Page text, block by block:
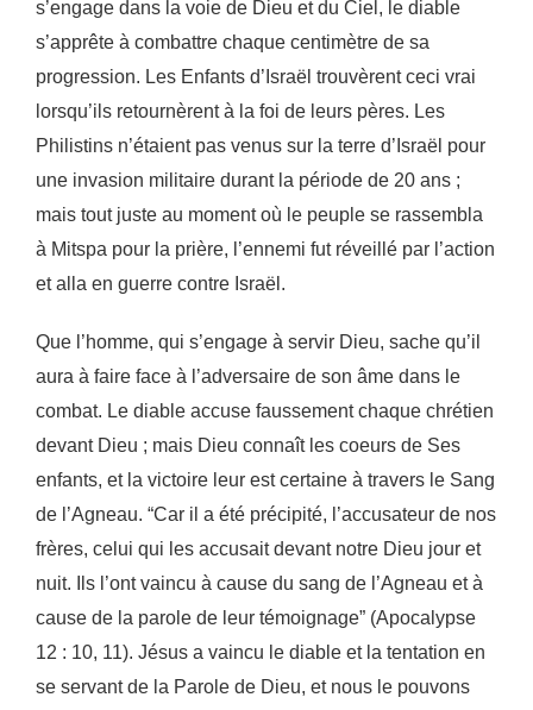
s’engage dans la voie de Dieu et du Ciel, le diable
s’apprête à combattre chaque centimètre de sa
progression. Les Enfants d’Israël trouvèrent ceci vrai
lorsqu’ils retournèrent à la foi de leurs pères. Les
Philistins n’étaient pas venus sur la terre d’Israël pour
une invasion militaire durant la période de 20 ans ;
mais tout juste au moment où le peuple se rassembla
à Mitspa pour la prière, l’ennemi fut réveillé par l’action
et alla en guerre contre Israël.
Que l’homme, qui s’engage à servir Dieu, sache qu’il
aura à faire face à l’adversaire de son âme dans le
combat. Le diable accuse faussement chaque chrétien
devant Dieu ; mais Dieu connaît les coeurs de Ses
enfants, et la victoire leur est certaine à travers le Sang
de l’Agneau. “Car il a été précipité, l’accusateur de nos
frères, celui qui les accusait devant notre Dieu jour et
nuit. Ils l’ont vaincu à cause du sang de l’Agneau et à
cause de la parole de leur témoignage” (Apocalypse
12 : 10, 11). Jésus a vaincu le diable et la tentation en
se servant de la Parole de Dieu, et nous le pouvons